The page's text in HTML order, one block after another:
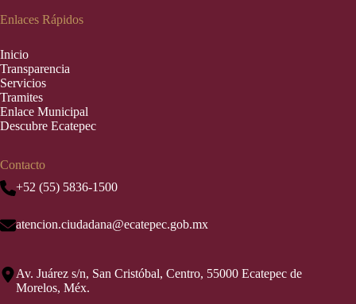
Enlaces Rápidos
Inicio
Transparencia
Servicios
Tramites
Enlace Municipal
Descubre Ecatepec
Contacto
+52 (55) 5836-1500
atencion.ciudadana@ecatepec.gob.mx
Av. Juárez s/n, San Cristóbal, Centro, 55000 Ecatepec de
Morelos, Méx.